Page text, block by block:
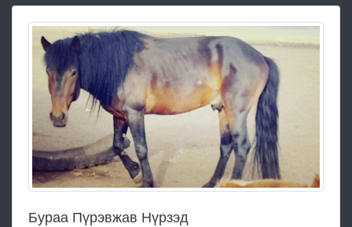
Бураа Пүрэвжав Нүрзэд